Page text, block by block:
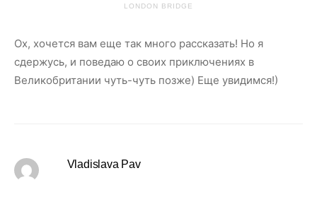
LONDON BRIDGE
Ох, хочется вам еще так много рассказать! Но я
сдержусь, и поведаю о своих приключениях в
Великобритании чуть-чуть позже) Еще увидимся!)
Vladislava Pav